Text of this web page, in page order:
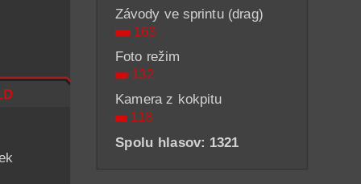
Závody ve sprintu (drag)
163
Foto režim
132
Kamera z kokpitu
118
Spolu hlasov: 1321